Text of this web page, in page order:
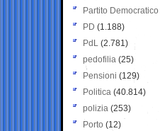
Partito Democratico
PD (1.188)
PdL (2.781)
pedofilia (25)
Pensioni (129)
Politica (40.814)
polizia (253)
Porto (12)